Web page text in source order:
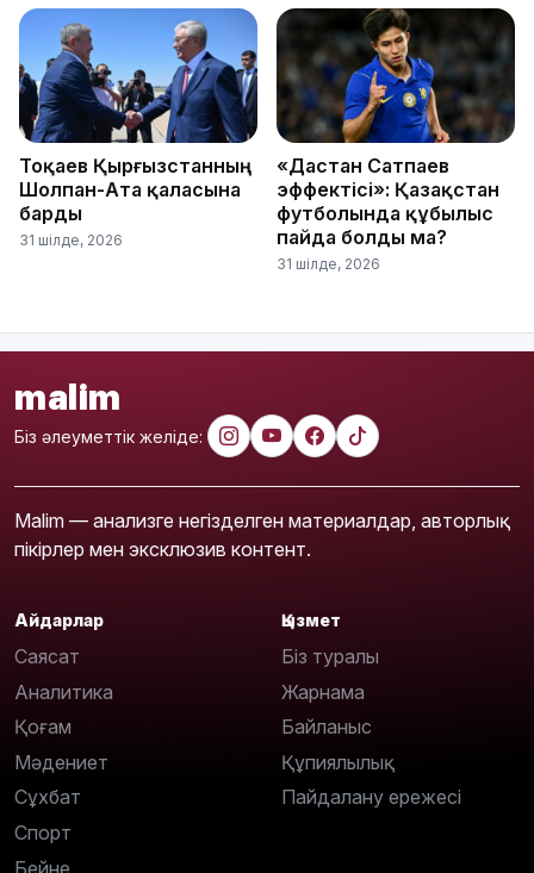
Тоқаев Қырғызстанның
Шолпан-Ата қаласына
барды
31 шілде, 2026
«Дастан Сатпаев
эффектісі»: Қазақстан
футболында құбылыс
пайда болды ма?
31 шілде, 2026
malim
Біз әлеуметтік желіде:
Malim — анализге негізделген материалдар, авторлық
пікірлер мен эксклюзив контент.
Айдарлар
Саясат
Аналитика
Қоғам
Мәдениет
Сұхбат
Спорт
Бейне
Қызмет
Біз туралы
Жарнама
Байланыс
Құпиялылық
Пайдалану ережесі